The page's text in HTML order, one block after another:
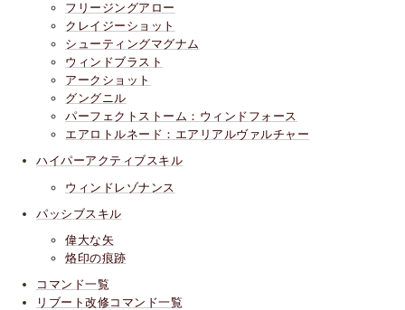
フリージングアロー
クレイジーショット
シューティングマグナム
ウィンドブラスト
アークショット
グングニル
パーフェクトストーム：ウィンドフォース
エアロトルネード：エアリアルヴァルチャー
ハイパーアクティブスキル
ウィンドレゾナンス
パッシブスキル
偉大な矢
烙印の痕跡
コマンド一覧
リブート改修コマンド一覧